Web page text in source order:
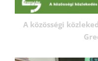
A közösségi